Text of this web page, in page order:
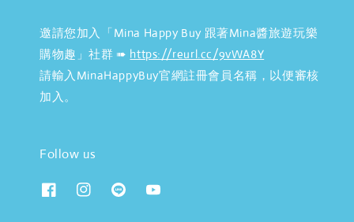
邀請您加入「Mina Happy Buy 跟著Mina醬旅遊玩樂
購物趣」社群 ➠ https://reurl.cc/9vWA8Y
請輸入MinaHappyBuy官網註冊會員名稱，以便審核
加入。
Follow us